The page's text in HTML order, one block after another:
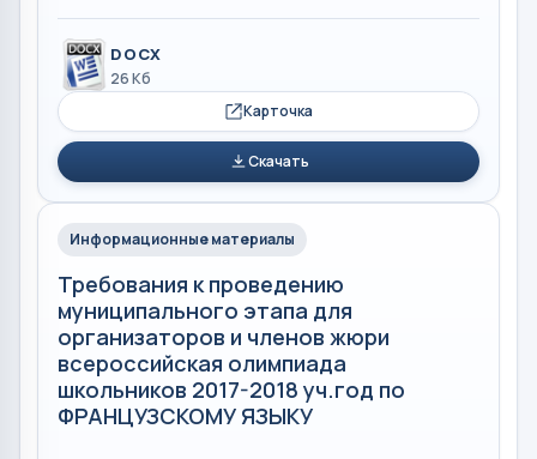
DOCX
26 Кб
Карточка
Скачать
Информационные материалы
Требования к проведению
муниципального этапа для
организаторов и членов жюри
всероссийская олимпиада
школьников 2017-2018 уч.год по
ФРАНЦУЗСКОМУ ЯЗЫКУ